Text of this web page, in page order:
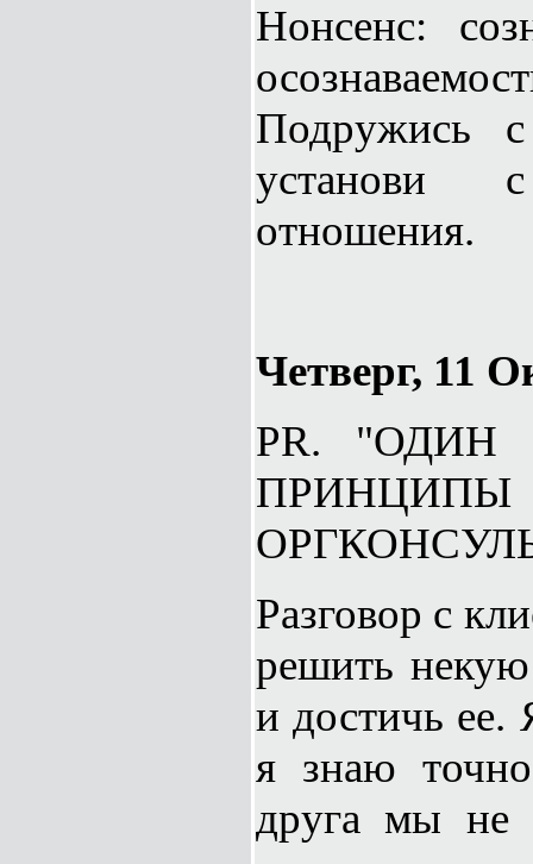
Нонсенс:
Подружись
установи
отношения.
Четверг, 11
PR.
ПРИНЦИПЫ
Разговор с
решить некую
и достичь
я знаю
друга мы не